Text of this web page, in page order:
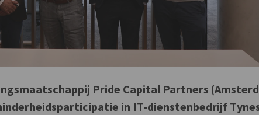
Pride Capital Partners
in IT-dienstenbedrijf